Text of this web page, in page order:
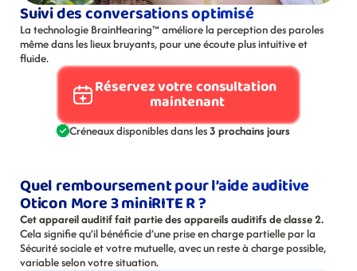
Suivi des conversations optimisé
La technologie BrainHearing™ améliore la perception des paroles
même dans les lieux bruyants, pour une écoute plus intuitive et
fluide.
Réservez votre consultation
maintenant
Créneaux disponibles dans les 3 prochains jours
Quel remboursement pour l’aide auditive
Oticon More 3 miniRITE R ?
Cet appareil auditif fait partie des appareils auditifs de classe 2.
Cela signifie qu’il bénéficie d’une prise en charge partielle par la
Sécurité sociale et votre mutuelle, avec un reste à charge possible,
variable selon votre situation.